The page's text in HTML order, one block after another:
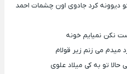
کرد جادوی اون چشمات احمد
نکن نمیایم خونه
میدم می زنم زیر قولام
تو به کی میلاد علوی